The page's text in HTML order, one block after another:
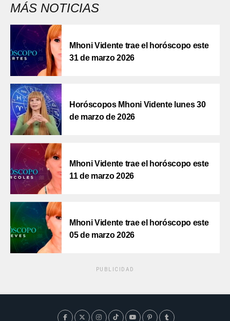
MÁS NOTICIAS
Mhoni Vidente trae el horóscopo este
31 de marzo 2026
Horóscopos Mhoni Vidente lunes 30
de marzo de 2026
Mhoni Vidente trae el horóscopo este
11 de marzo 2026
Mhoni Vidente trae el horóscopo este
05 de marzo 2026
PUBLICIDAD